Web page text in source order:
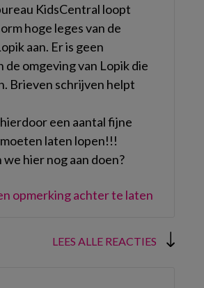
KidsCentral loopt
hoge leges van de
aan. Er is geen
de omgeving van Lopik die
Brieven schrijven helpt
een aantal fijne
laten lopen!!!
hier nog aan doen?
opmerking achter te laten
LEES ALLE REACTIES